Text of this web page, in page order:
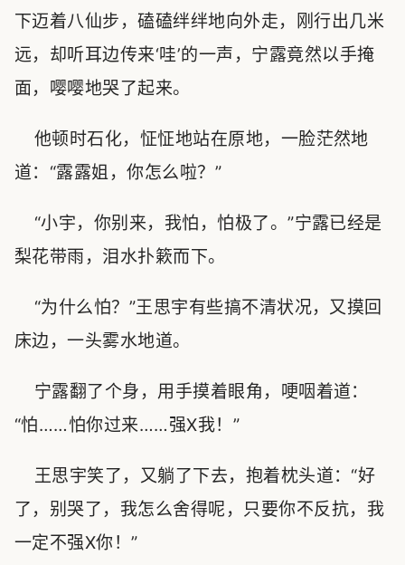
下迈着八仙步，磕磕绊绊地向外走，刚行出几米
远，却听耳边传来‘哇’的一声，宁露竟然以手掩
面，嘤嘤地哭了起来。
他顿时石化，怔怔地站在原地，一脸茫然地
道：“露露姐，你怎么啦？”
“小宇，你别来，我怕，怕极了。”宁露已经是
梨花带雨，泪水扑簌而下。
“为什么怕？”王思宇有些搞不清状况，又摸回
床边，一头雾水地道。
宁露翻了个身，用手摸着眼角，哽咽着道：
“怕……怕你过来……强X我！”
王思宇笑了，又躺了下去，抱着枕头道：“好
了，别哭了，我怎么舍得呢，只要你不反抗，我
一定不强X你！”